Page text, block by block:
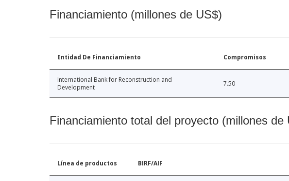
Financiamiento (millones de US$)
Entidad De Financiamiento Compromisos
International Bank for Reconstruction and
Development
7.50
Financiamiento total del proyecto (millones de
Línea de productos BIRF/AIF